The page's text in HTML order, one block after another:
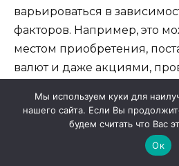
варьироваться в
факторов. Например, это
местом приобретения,
валют и даже акциями,
этих нюансов поможет
в вопросах расходования
необходимые медикаменты.
Мы используем куки для
нашего сайта. Если Вы
будем считать что Вас
Ок